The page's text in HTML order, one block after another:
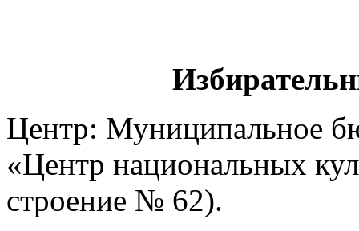
Центр: Муниципальное
«Центр национальных
строение № 62).